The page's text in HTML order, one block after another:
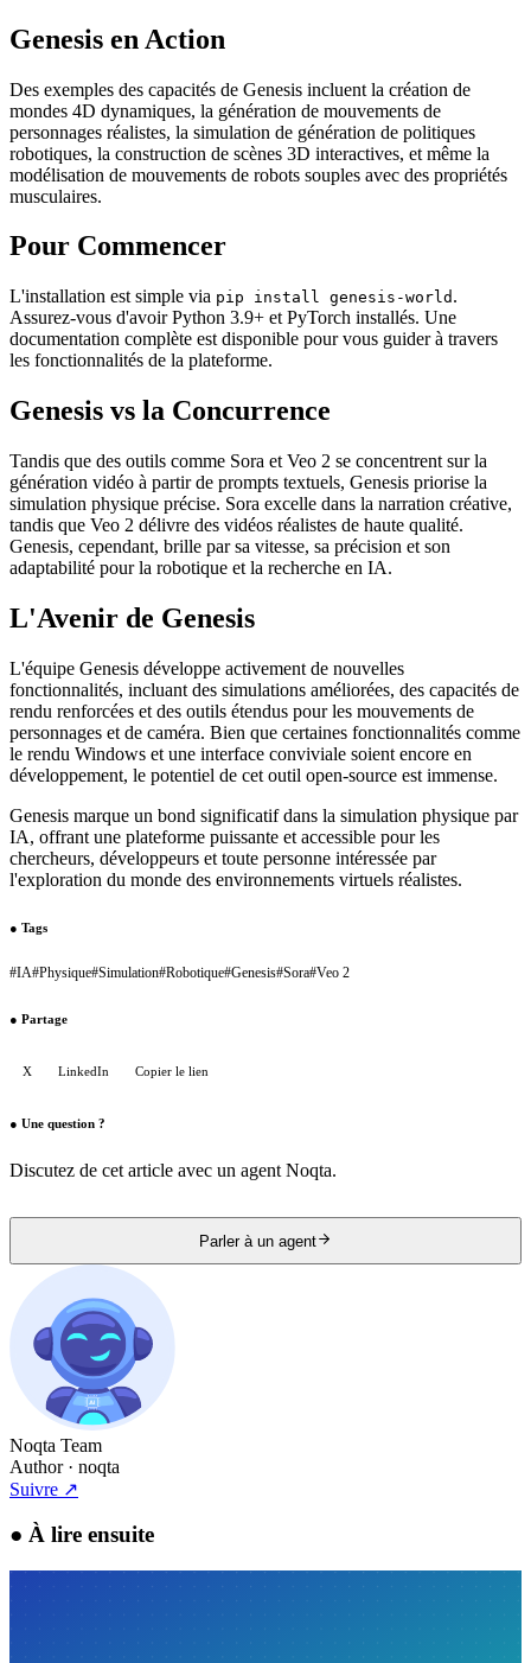
Genesis en Action
Des exemples des capacités de Genesis incluent la création de
mondes 4D dynamiques, la génération de mouvements de
personnages réalistes, la simulation de génération de politiques
robotiques, la construction de scènes 3D interactives, et même la
modélisation de mouvements de robots souples avec des propriétés
musculaires.
Pour Commencer
L'installation est simple via pip install genesis-world .
Assurez-vous d'avoir Python 3.9+ et PyTorch installés. Une
documentation complète est disponible pour vous guider à travers
les fonctionnalités de la plateforme.
Genesis vs la Concurrence
Tandis que des outils comme Sora et Veo 2 se concentrent sur la
génération vidéo à partir de prompts textuels, Genesis priorise la
simulation physique précise. Sora excelle dans la narration créative,
tandis que Veo 2 délivre des vidéos réalistes de haute qualité.
Genesis, cependant, brille par sa vitesse, sa précision et son
adaptabilité pour la robotique et la recherche en IA.
L'Avenir de Genesis
L'équipe Genesis développe activement de nouvelles
fonctionnalités, incluant des simulations améliorées, des capacités de
rendu renforcées et des outils étendus pour les mouvements de
personnages et de caméra. Bien que certaines fonctionnalités comme
le rendu Windows et une interface conviviale soient encore en
développement, le potentiel de cet outil open-source est immense.
Genesis marque un bond significatif dans la simulation physique par
IA, offrant une plateforme puissante et accessible pour les
chercheurs, développeurs et toute personne intéressée par
l'exploration du monde des environnements virtuels réalistes.
● Tags
#IA#Physique#Simulation#Robotique#Genesis#Sora#Veo 2
● Partage
X LinkedIn Copier le lien
● Une question ?
Discutez de cet article avec un agent Noqta.
Parler à un agent
Noqta Team
Author· noqta
Suivre ↗
● À lire ensuite